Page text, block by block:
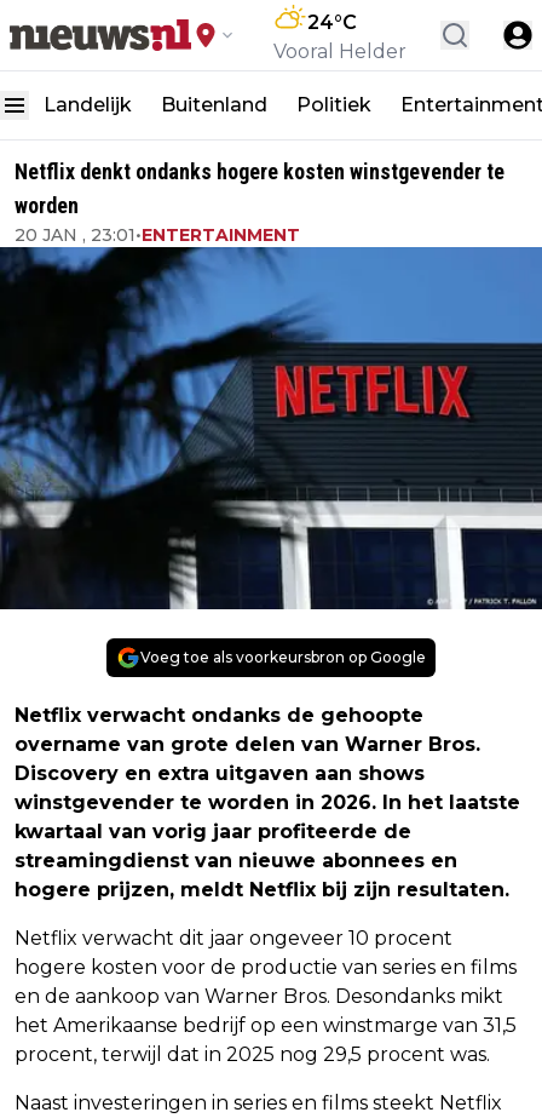
24°C
Vooral Helder
Landelijk Buitenland Politiek
Netflix denkt ondanks hogere kosten winstgevender te
worden
20 JAN , 23:01•ENTERTAINMENT
Voeg toe als voorkeursbron op Google
Netflix verwacht ondanks de gehoopte
overname van grote delen van Warner Bros.
Discovery en extra uitgaven aan shows
winstgevender te worden in 2026. In het laatste
kwartaal van vorig jaar profiteerde de
streamingdienst van nieuwe abonnees en
hogere prijzen, meldt Netflix bij zijn resultaten.
Netflix verwacht dit jaar ongeveer 10 procent
hogere kosten voor de productie van series en films
en de aankoop van Warner Bros. Desondanks mikt
het Amerikaanse bedrijf op een winstmarge van 31,5
procent, terwijl dat in 2025 nog 29,5 procent was.
Naast investeringen in series en films steekt Netflix